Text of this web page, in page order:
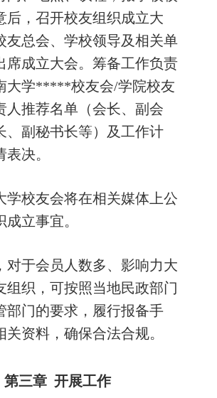
后，召开校友组织成立大
友总会、学校领导及相关单
席成立大会。筹备工作负责
大学*****校友会/学院校友
人推荐名单（会长、副会
、副秘书长等）及工作计
决。
学校友会将在相关媒体上公
立事宜。
对于会员人数多、影响力大
组织，可按照当地民政部门
部门的要求，履行报备手
关资料，确保合法合规。
第三章 开展工作